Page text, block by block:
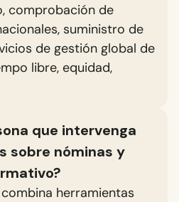
comprobación de
suministro de
de gestión global de
libre, equidad,
que intervenga
sobre nóminas y
herramientas